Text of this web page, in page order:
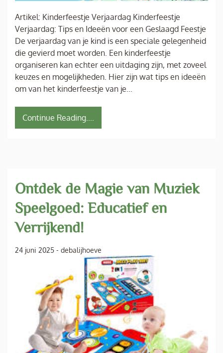
Artikel: Kinderfeestje Verjaardag Kinderfeestje
Verjaardag: Tips en Ideeën voor een Geslaagd Feestje
De verjaardag van je kind is een speciale gelegenheid
die gevierd moet worden. Een kinderfeestje
organiseren kan echter een uitdaging zijn, met zoveel
keuzes en mogelijkheden. Hier zijn wat tips en ideeën
om van het kinderfeestje van je…
Continue Reading....
Ontdek de Magie van Muziek
Speelgoed: Educatief en
Verrijkend!
24 juni 2025 - debalijhoeve